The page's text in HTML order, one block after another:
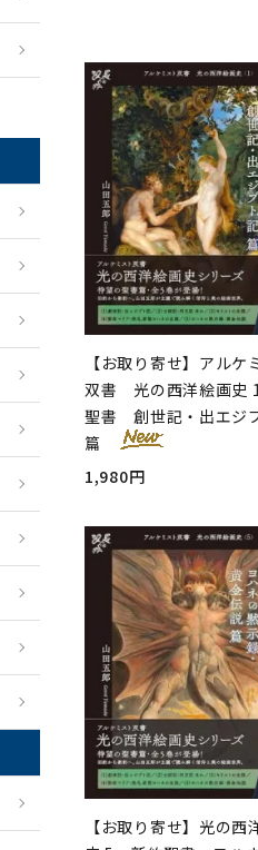
【お取り寄せ】アルケ
双書 光の西洋絵画
聖書 創世記・出エジ
篇
1,980円
【お取り寄せ】光の西